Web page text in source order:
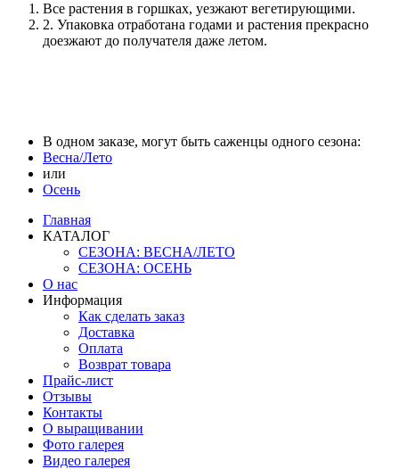
Все растения в горшках, уезжают вегетирующими.
2. Упаковка отработана годами и растения прекрасно
доезжают до получателя даже летом.
В одном заказе, могут быть саженцы одного сезона:
Весна/Лето
или
Осень
Главная
КАТАЛОГ
СЕЗОНА: ВЕСНА/ЛЕТО
СЕЗОНА: ОСЕНЬ
О нас
Информация
Как сделать заказ
Доставка
Оплата
Возврат товара
Прайс-лист
Отзывы
Контакты
О выращивании
Фото галерея
Видео галерея